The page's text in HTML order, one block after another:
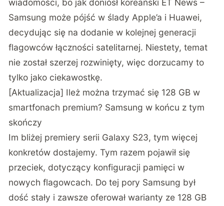
Samsung może pójść w ślady Apple’a i Huawei,
decydując się na dodanie w kolejnej generacji
flagowców łączności satelitarnej. Niestety, temat
nie został szerzej rozwinięty, więc dorzucamy to
tylko jako ciekawostkę.
[Aktualizacja] Ileż można trzymać się 128 GB w
smartfonach premium? Samsung w końcu z tym
skończy
Im bliżej premiery serii Galaxy S23, tym więcej
konkretów dostajemy. Tym razem pojawił się
przeciek, dotyczący konfiguracji pamięci w
nowych flagowcach. Do tej pory Samsung był
dość stały i zawsze oferował warianty ze 128 GB